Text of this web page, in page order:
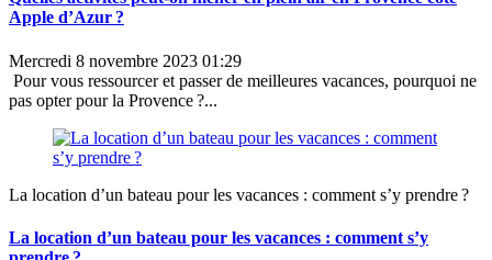
Apple d’Azur ?
Mercredi 8 novembre 2023 01:29
Pour vous ressourcer et passer de meilleures vacances, pourquoi ne
pas opter pour la Provence ?...
La location d’un bateau pour les vacances : comment s’y prendre ?
La location d’un bateau pour les vacances : comment s’y